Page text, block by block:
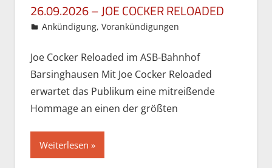
26.09.2026 – JOE COCKER RELOADED
30. Mai 2026
Gordon Ohlendorf
Ankündigung,Vorankündigungen
Joe Cocker Reloaded im ASB-Bahnhof
Barsinghausen Mit Joe Cocker Reloaded
erwartet das Publikum eine mitreißende
Hommage an einen der größten
Weiterlesen